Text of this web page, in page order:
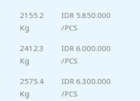
2155.2
Kg
IDR 5.850.000
/PCS
2412.3
Kg
IDR 6.000.000
/PCS
2575.4
Kg
IDR 6.300.000
/PCS